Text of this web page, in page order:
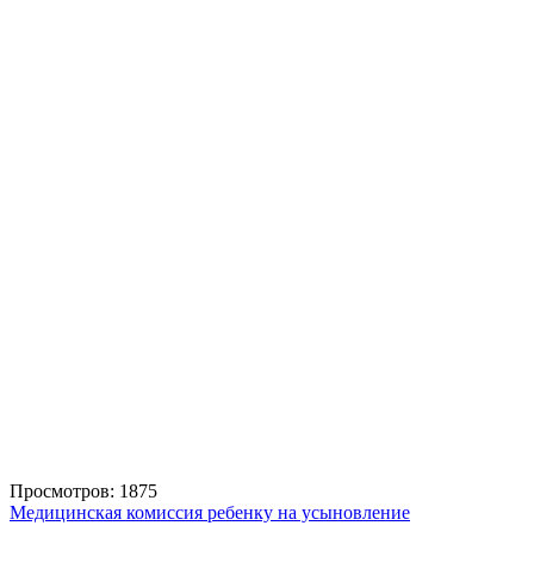
Просмотров: 1875
Медицинская комиссия ребенку на усыновление